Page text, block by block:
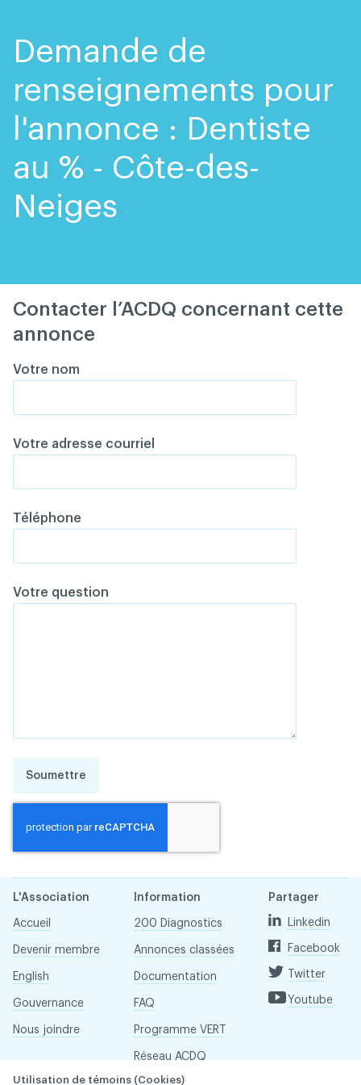
Demande de
renseignements pour
l'annonce : Dentiste
au % - Côte-des-
Neiges
Contacter l’ACDQ concernant cette
annonce
Votre nom
Votre adresse courriel
Téléphone
Votre question
Soumettre
L'Association
Accueil
Devenir membre
English
Gouvernance
Nous joindre
Information
200 Diagnostics
Annonces classées
Documentation
FAQ
Programme VERT
Réseau ACDQ
Partager
Linkedin
Facebook
Twitter
Youtube
Utilisation de témoins (Cookies)